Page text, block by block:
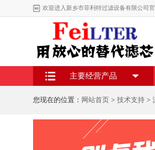
欢迎进入新乡市菲利特过滤设备有限公司
主要经营产品
您现在的位置： 网站首页 > 技术支持 >